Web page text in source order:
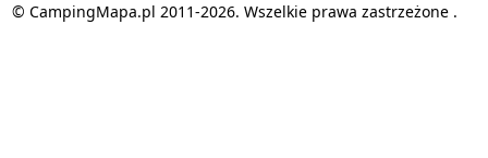
© CampingMapa.pl 2011-2026. Wszelkie prawa zastrzeżone .